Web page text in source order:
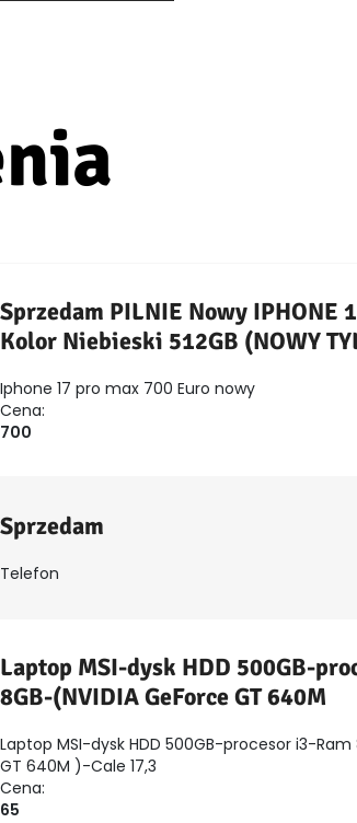
Sprzedam PILNIE Nowy IPHONE
Kolor Niebieski 512GB (NOWY
Iphone 17 pro max 700 Euro nowy
Cena:
700
Sprzedam
Telefon
Laptop MSI-dysk HDD 500GB-
8GB-(NVIDIA GeForce GT 640M
Laptop MSI-dysk HDD 500GB-procesor i3-Ram
GT 640M )-Cale 17,3
Cena:
65